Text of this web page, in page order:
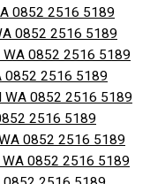
0852 2516 5189
0852 2516 5189
WA 0852 2516 5189
0852 2516 5189
WA 0852 2516 5189
2516 5189
WA 0852 2516 5189
WA 0852 2516 5189